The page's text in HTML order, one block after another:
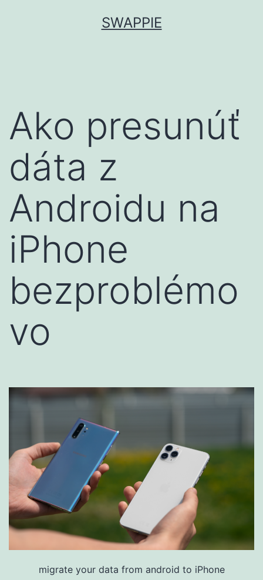
SWAPPIE
Ako presunúť
dáta z
Androidu na
iPhone
bezproblémo
vo
migrate your data from android to iPhone